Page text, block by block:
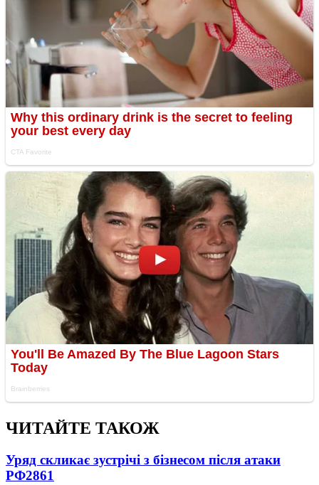
ЧИТАЙТЕ ТАКОЖ
Уряд скликає зустрічі з бізнесом після атаки
РФ2861